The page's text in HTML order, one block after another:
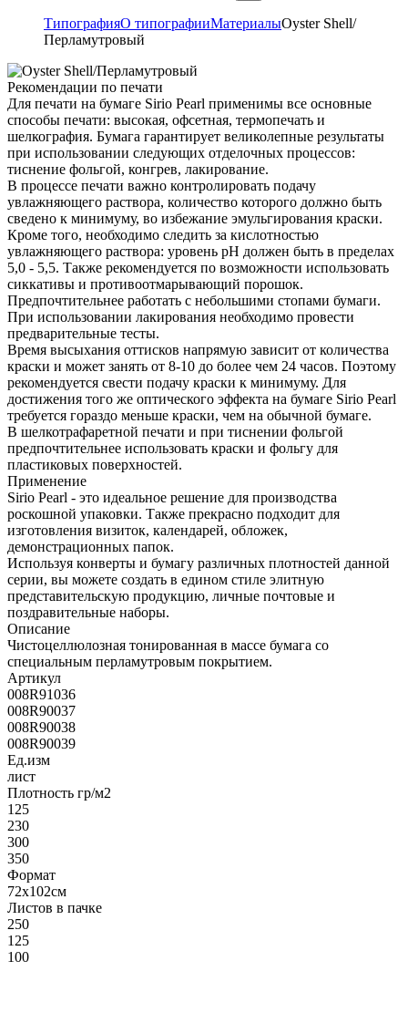
ТипографияО типографииМатериалыOyster Shell/
Перламутровый
Рекомендации по печати
Для печати на бумаге Sirio Pearl применимы все основные
способы печати: высокая, офсетная, термопечать и
шелкография. Бумага гарантирует великолепные результаты
при использовании следующих отделочных процессов:
тиснение фольгой, конгрев, лакирование.
В процессе печати важно контролировать подачу
увлажняющего раствора, количество которого должно быть
сведено к минимуму, во избежание эмульгирования краски.
Кроме того, необходимо следить за кислотностью
увлажняющего раствора: уровень pH должен быть в пределах
5,0 - 5,5. Также рекомендуется по возможности использовать
сиккативы и противоотмарывающий порошок.
Предпочтительнее работать с небольшими стопами бумаги.
При использовании лакирования необходимо провести
предварительные тесты.
Время высыхания оттисков напрямую зависит от количества
краски и может занять от 8-10 до более чем 24 часов. Поэтому
рекомендуется свести подачу краски к минимуму. Для
достижения того же оптического эффекта на бумаге Sirio Pearl
требуется гораздо меньше краски, чем на обычной бумаге.
В шелкотрафаретной печати и при тиснении фольгой
предпочтительнее использовать краски и фольгу для
пластиковых поверхностей.
Применение
Sirio Pearl - это идеальное решение для производства
роскошной упаковки. Также прекрасно подходит для
изготовления визиток, календарей, обложек,
демонстрационных папок.
Используя конверты и бумагу различных плотностей данной
серии, вы можете создать в едином стиле элитную
представительскую продукцию, личные почтовые и
поздравительные наборы.
Описание
Чистоцеллюлозная тонированная в массе бумага со
специальным перламутровым покрытием.
Артикул
008R91036
008R90037
008R90038
008R90039
Ед.изм
лист
Плотность гр/м2
125
230
300
350
Формат
72х102см
Листов в пачке
250
125
100